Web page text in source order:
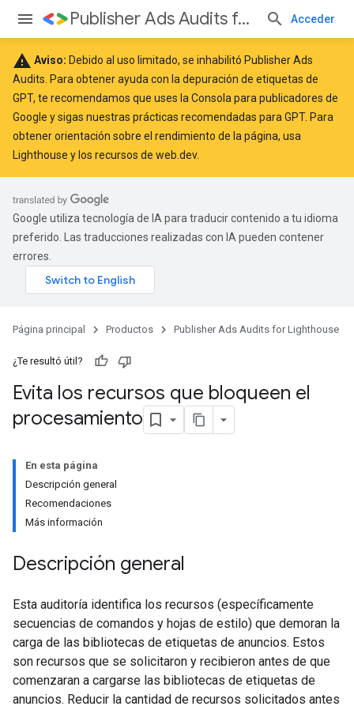
Publisher Ads Audits for Lighthouse Acceder
warning Aviso: Debido al uso limitado, se inhabilitó Publisher Ads
Audits. Para obtener ayuda con la depuración de etiquetas de
GPT, te recomendamos que uses la Consola para publicadores de
Google y sigas nuestras prácticas recomendadas para GPT. Para
obtener orientación sobre el rendimiento de la página, usa
Lighthouse y los recursos de web.dev.
Google utiliza tecnología de IA para traducir contenido a tu idioma
preferido. Las traducciones realizadas con IA pueden contener
errores.
Página principal Productos Publisher Ads Audits for Lighthouse
¿Te resultó útil?
Evita los recursos que bloqueen el
procesamiento
En esta página
Descripción general
Recomendaciones
Más información
Descripción general
Esta auditoría identifica los recursos (específicamente
secuencias de comandos y hojas de estilo) que demoran la
carga de las bibliotecas de etiquetas de anuncios. Estos
son recursos que se solicitaron y recibieron antes de que
comenzaran a cargarse las bibliotecas de etiquetas de
anuncios. Reducir la cantidad de recursos solicitados antes